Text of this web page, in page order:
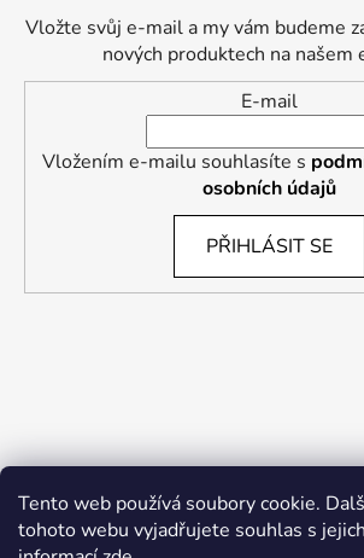
Tento web používá soubory cookie.
tohoto webu vyjadřujete souhlas s
Vložte svůj e-mail a my vám budeme
nových produktech na našem
E-mail
Vložením e-mailu souhlasíte s
osobních údajů
PŘIHLÁSIT SE